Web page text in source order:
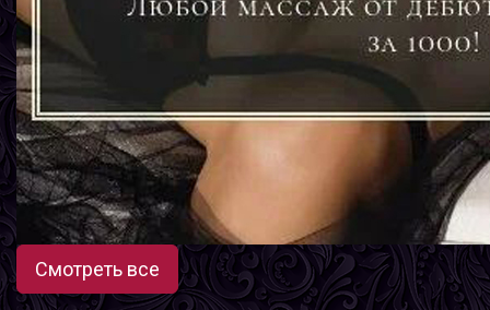
Смотреть все